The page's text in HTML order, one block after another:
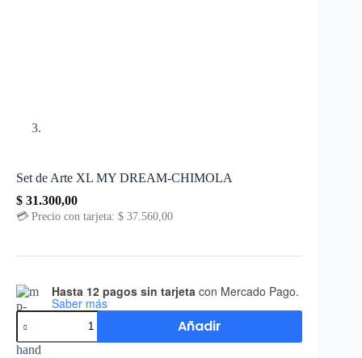
Set de Arte XL MY DREAM-CHIMOLA
$ 31.300,00
💳 Precio con tarjeta: $ 37.560,00
Hasta 12 pagos sin tarjeta con Mercado Pago.
Saber más
Añadir